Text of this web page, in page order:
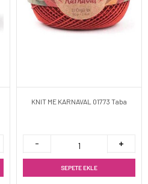
KNIT ME KARNAVAL 01773 Taba
SEPETE EKLE